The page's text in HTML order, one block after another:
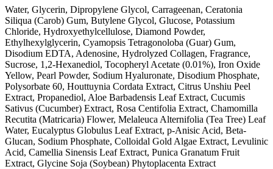
Water, Glycerin, Dipropylene Glycol, Carrageenan, Ceratonia
Siliqua (Carob) Gum, Butylene Glycol, Glucose, Potassium
Chloride, Hydroxyethylcellulose, Diamond Powder,
Ethylhexylglycerin, Cyamopsis Tetragonoloba (Guar) Gum,
Disodium EDTA, Adenosine, Hydrolyzed Collagen, Fragrance,
Sucrose, 1,2-Hexanediol, Tocopheryl Acetate (0.01%), Iron Oxide
Yellow, Pearl Powder, Sodium Hyaluronate, Disodium Phosphate,
Polysorbate 60, Houttuynia Cordata Extract, Citrus Unshiu Peel
Extract, Propanediol, Aloe Barbadensis Leaf Extract, Cucumis
Sativus (Cucumber) Extract, Rosa Centifolia Extract, Chamomilla
Recutita (Matricaria) Flower, Melaleuca Alternifolia (Tea Tree) Leaf
Water, Eucalyptus Globulus Leaf Extract, p-Anisic Acid, Beta-
Glucan, Sodium Phosphate, Colloidal Gold Algae Extract, Levulinic
Acid, Camellia Sinensis Leaf Extract, Punica Granatum Fruit
Extract, Glycine Soja (Soybean) Phytoplacenta Extract